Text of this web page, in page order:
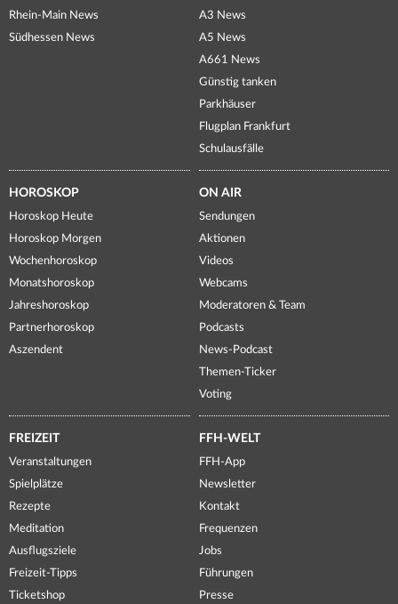
Rhein-Main News
Südhessen News
A3 News
A5 News
A661 News
Günstig tanken
Parkhäuser
Flugplan Frankfurt
Schulausfälle
HOROSKOP
Horoskop Heute
Horoskop Morgen
Wochenhoroskop
Monatshoroskop
Jahreshoroskop
Partnerhoroskop
Aszendent
ON AIR
Sendungen
Aktionen
Videos
Webcams
Moderatoren & Team
Podcasts
News-Podcast
Themen-Ticker
Voting
FREIZEIT
Veranstaltungen
Spielplätze
Rezepte
Meditation
Ausflugsziele
Freizeit-Tipps
Ticketshop
FFH-WELT
FFH-App
Newsletter
Kontakt
Frequenzen
Jobs
Führungen
Presse